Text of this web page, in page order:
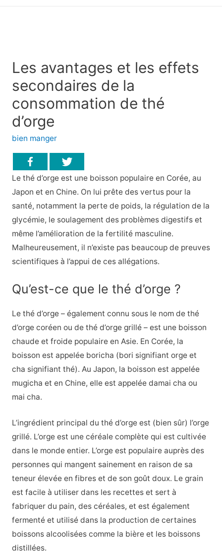
Les avantages et les effets
secondaires de la
consommation de thé
d’orge
bien manger
Le thé d’orge est une boisson populaire en Corée, au
Japon et en Chine. On lui prête des vertus pour la
santé, notamment la perte de poids, la régulation de la
glycémie, le soulagement des problèmes digestifs et
même l’amélioration de la fertilité masculine.
Malheureusement, il n’existe pas beaucoup de preuves
scientifiques à l’appui de ces allégations.
Qu’est-ce que le thé d’orge ?
Le thé d’orge – également connu sous le nom de thé
d’orge coréen ou de thé d’orge grillé – est une boisson
chaude et froide populaire en Asie. En Corée, la
boisson est appelée boricha (bori signifiant orge et
cha signifiant thé). Au Japon, la boisson est appelée
mugicha et en Chine, elle est appelée damai cha ou
mai cha.
L’ingrédient principal du thé d’orge est (bien sûr) l’orge
grillé. L’orge est une céréale complète qui est cultivée
dans le monde entier. L’orge est populaire auprès des
personnes qui mangent sainement en raison de sa
teneur élevée en fibres et de son goût doux. Le grain
est facile à utiliser dans les recettes et sert à
fabriquer du pain, des céréales, et est également
fermenté et utilisé dans la production de certaines
boissons alcoolisées comme la bière et les boissons
distillées.